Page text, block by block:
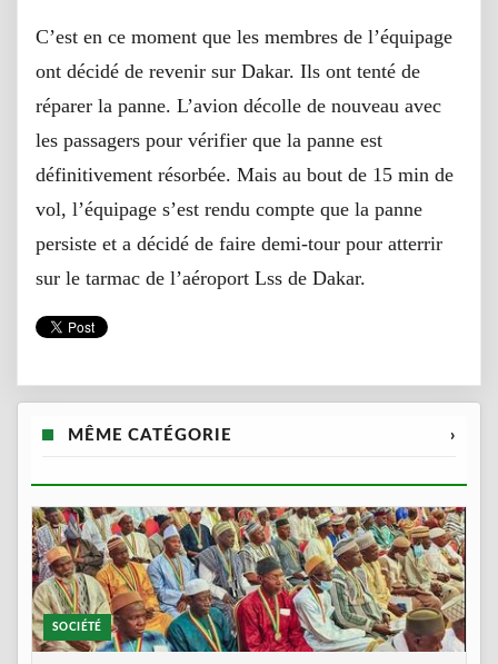
C’est en ce moment que les membres de l’équipage
ont décidé de revenir sur Dakar. Ils ont tenté de
réparer la panne. L’avion décolle de nouveau avec
les passagers pour vérifier que la panne est
définitivement résorbée. Mais au bout de 15 min de
vol, l’équipage s’est rendu compte que la panne
persiste et a décidé de faire demi-tour pour atterrir
sur le tarmac de l’aéroport Lss de Dakar.
MÊME CATÉGORIE ›
SOCIÉTÉ